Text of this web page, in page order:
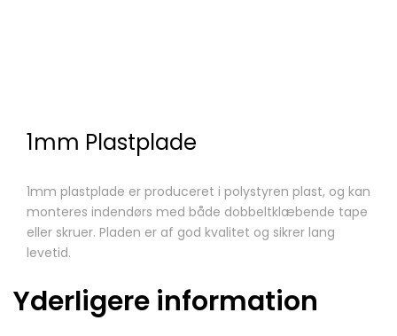
1mm Plastplade
1mm plastplade er produceret i polystyren plast, og kan
monteres indendørs med både dobbeltklæbende tape
eller skruer. Pladen er af god kvalitet og sikrer lang
levetid.
Yderligere information